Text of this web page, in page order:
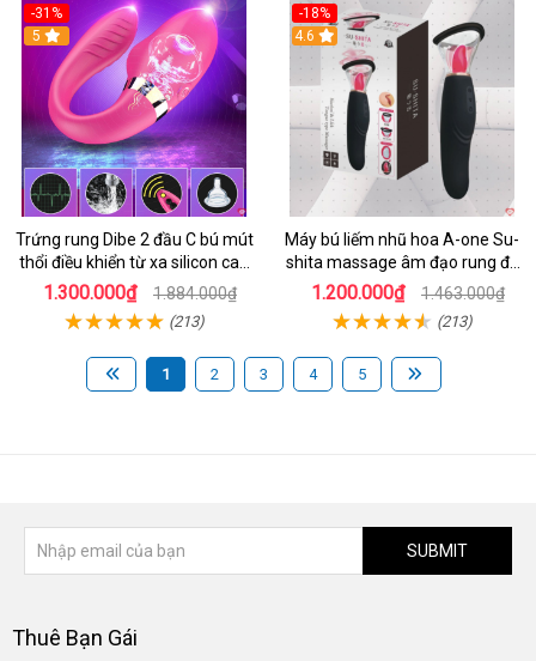
-31%
5
Trứng rung Dibe 2 đầu C bú mút
thổi điều khiển từ xa silicon cao
cấp kích thích điểm G
1.300.000₫ 1.884.000₫
(213)
-18%
4.6
Máy bú liếm nhũ hoa A-one Su-
shita massage âm đạo rung đa
chế độ
1.200.000₫ 1.463.000₫
(213)
1 2 3 4 5
SUBMIT
Thuê Bạn Gái